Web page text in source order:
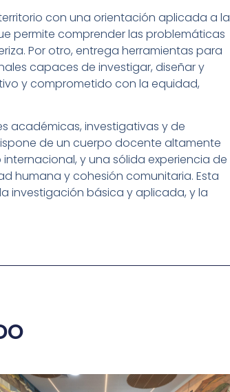
con una orientación aplicada a la
permite comprender las problemáticas
Por otro, entrega herramientas para
capaces de investigar, diseñar y
y comprometido con la equidad,
académicas, investigativas y de
de un cuerpo docente altamente
y una sólida experiencia de
humana y cohesión comunitaria. Esta
investigación básica y aplicada, y la